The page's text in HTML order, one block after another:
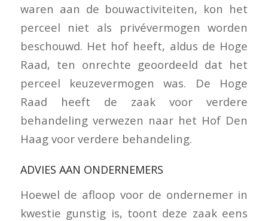
waren aan de bouwactiviteiten, kon het
perceel niet als privévermogen worden
beschouwd. Het hof heeft, aldus de Hoge
Raad, ten onrechte geoordeeld dat het
perceel keuzevermogen was. De Hoge
Raad heeft de zaak voor verdere
behandeling verwezen naar het Hof Den
Haag voor verdere behandeling.
ADVIES AAN ONDERNEMERS
Hoewel de afloop voor de ondernemer in
kwestie gunstig is, toont deze zaak eens